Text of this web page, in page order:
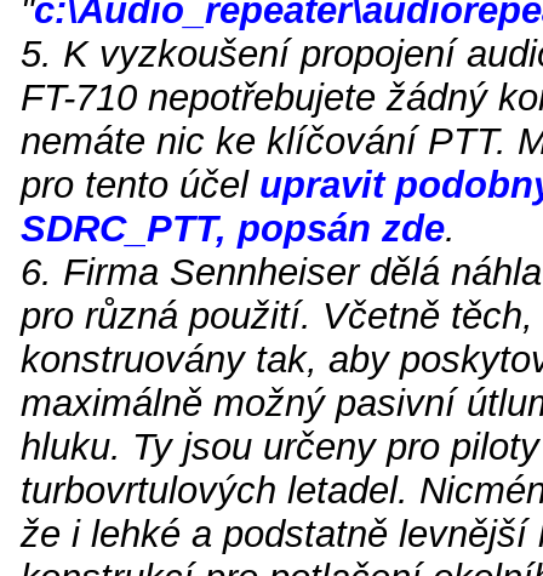
"
5. K vyzkoušení propojení
FT-710 nepotřebujete žádný
nemáte nic ke klíčování PTT.
pro tento účel upravit
SDRC_PTT, popsán zde.
6. Firma Sennheiser dělá
pro různá použití. Včetně
konstruovány tak, aby
maximálně možný pasivní
hluku. Ty jsou určeny pro
turbovrtulových letadel.
že i lehké a podstatně levnější